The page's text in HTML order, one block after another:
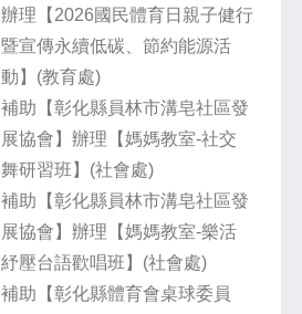
辦理【2026國民體育日親子健行
暨宣傳永續低碳、節約能源活
動】(教育處)
補助【彰化縣員林市溝皂社區發
展協會】辦理【媽媽教室-社交
舞研習班】(社會處)
補助【彰化縣員林市溝皂社區發
展協會】辦理【媽媽教室-樂活
紓壓台語歡唱班】(社會處)
補助【彰化縣體育會桌球委員